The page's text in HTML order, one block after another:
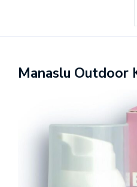
Manaslu Outdoor